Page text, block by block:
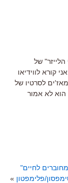
של
קורא לווידיאו
לסרטיו של
לא אמור
לחיים"
פלימפטון »